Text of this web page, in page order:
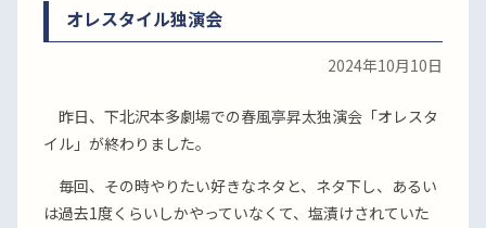
オレスタイル独演会
2024年10月10日
昨日、下北沢本多劇場での春風亭昇太独演会「オレスタ
イル」が終わりました。
毎回、その時やりたい好きなネタと、ネタ下し、あるい
は過去1度くらいしかやっていなくて、塩漬けされていた